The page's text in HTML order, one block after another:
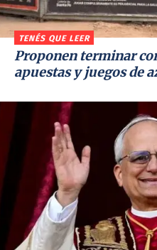
TENÉS QUE LEER
Proponen terminar
apuestas y juegos de